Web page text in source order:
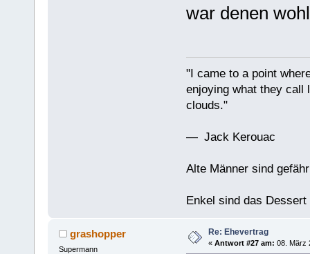
war denen
"I came to a point
enjoying what they call
clouds."
— Jack Kerouac
Alte Männer sind
Enkel sind das Dessert
grashopper
Supermann
Re: Ehevertrag
« Antwort #27 am: 08. März